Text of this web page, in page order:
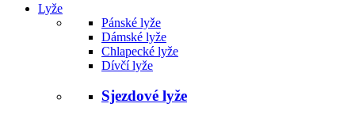
Lyže
Pánské lyže
Dámské lyže
Chlapecké lyže
Dívčí lyže
Sjezdové lyže